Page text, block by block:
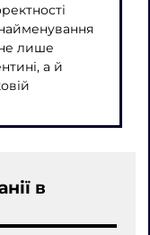
лише
а й
в